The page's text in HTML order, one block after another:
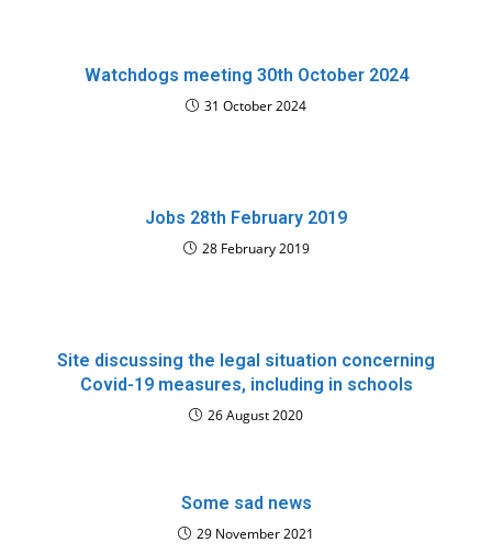
Watchdogs meeting 30th October 2024
31 October 2024
Jobs 28th February 2019
28 February 2019
Site discussing the legal situation concerning
Covid-19 measures, including in schools
26 August 2020
Some sad news
29 November 2021